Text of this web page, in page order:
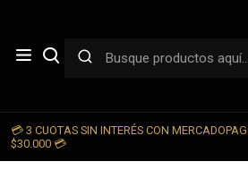
💳 3 CUOTAS SIN INTERÉS CON
$30.000 💳